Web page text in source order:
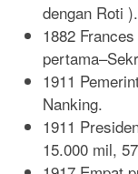
dengan Roti ).
1882
1911
Nanking.
1911
15.000 mil,